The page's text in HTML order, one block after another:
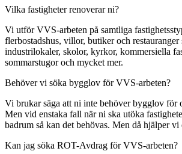
Vilka fastigheter renoverar ni?
Vi utför VVS-arbeten på samtliga
flerbostadshus, villor, butiker och restauranger
industrilokaler, skolor, kyrkor, kommersiella
sommarstugor och mycket mer.
Behöver vi söka bygglov för VVS-arbeten?
Vi brukar säga att ni inte behöver bygglov för
Men vid enstaka fall när ni ska utöka
badrum så kan det behövas. Men då hjälper vi
Kan jag söka ROT-Avdrag för VVS-arbeten?